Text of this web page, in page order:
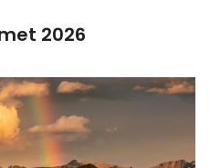
2026